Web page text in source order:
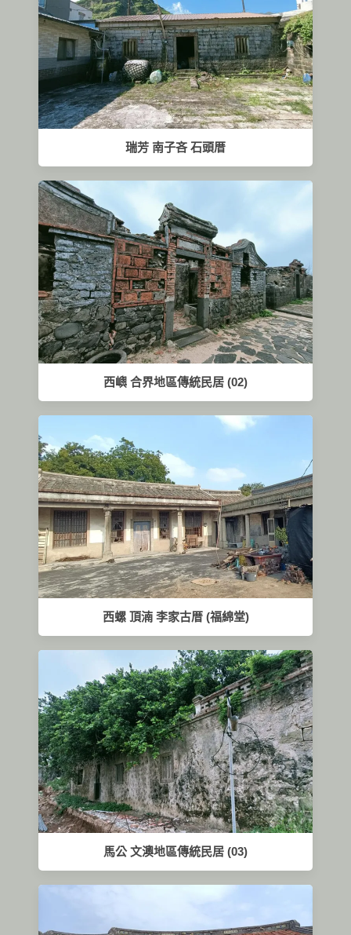
瑞芳 南子吝 石頭厝
西嶼 合界地區傳統民居 (02)
西螺 頂湳 李家古厝 (福綿堂)
馬公 文澳地區傳統民居 (03)